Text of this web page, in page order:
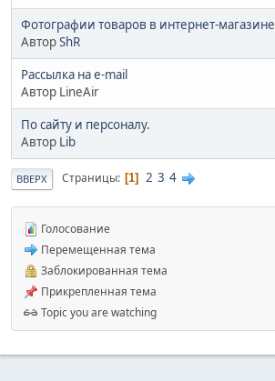
Фотографии товаров в интернет-магазине
АвторShR
Рассылка на e-mail
Автор LineAir
По сайту и персоналу.
Автор Lib
ВВЕРХ Страницы 1 2 3 4
Голосование
Перемещенная тема
Заблокированная тема
Прикрепленная тема
Topic you are watching